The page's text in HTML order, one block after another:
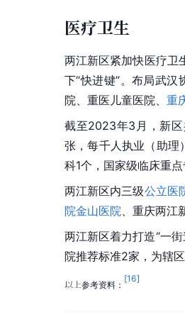
医疗卫生
两江新区紧加快医疗卫
下“快进键”。布局武
院、重医儿童医院、 重
截至2023年3月，新
张，每千人执业（助理
科1个，国家级临床重
两江新区内三级公立医
院金山医院、重庆两江
两江新区着力打造“一
院推荐标准2家，为辖
以上参考资料：
[16]